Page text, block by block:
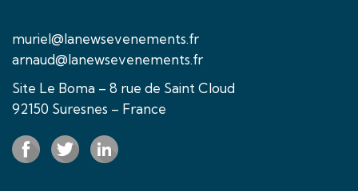
muriel@lanewsevenements.fr
arnaud@lanewsevenements.fr
Site Le Boma – 8 rue de Saint Cloud
92150 Suresnes – France